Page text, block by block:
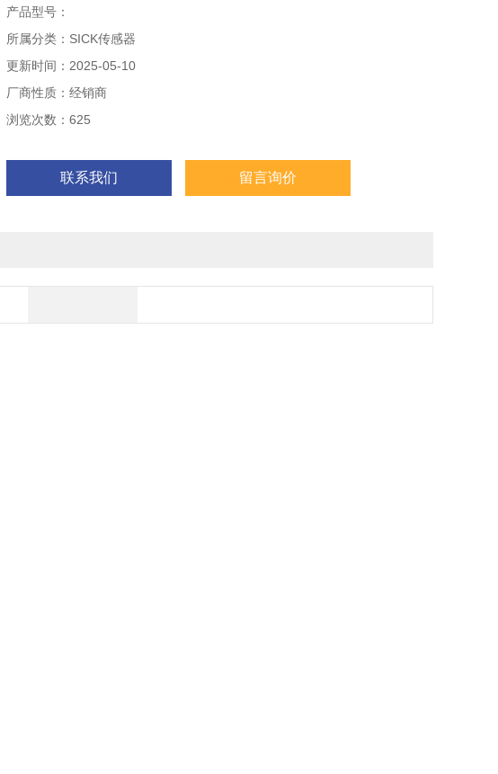
轴长 645 nm
产品型号：
所属分类：SICK传感器
更新时间：2025-05-10
厂商性质：经销商
浏览次数：625
联系我们 留言询价